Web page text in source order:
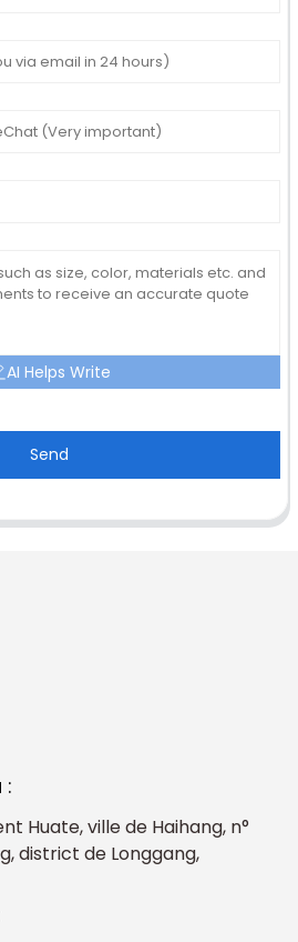
AI Helps Write
Send
:
Huate, ville de Haihang, n°
district de Longgang,